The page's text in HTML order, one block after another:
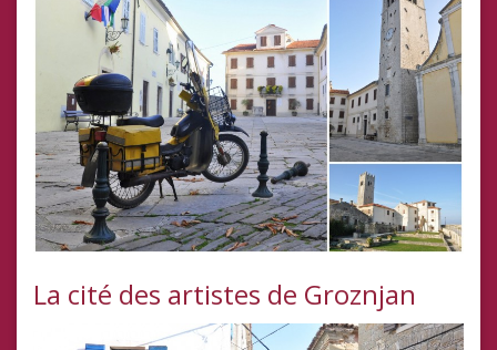
La cité des artistes de Groznjan